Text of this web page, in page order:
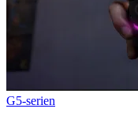
G5-serien